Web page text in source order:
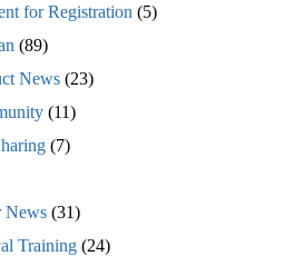
for Registration (5)
(89)
News(23)
(11)
(7)
News(31)
Training(24)